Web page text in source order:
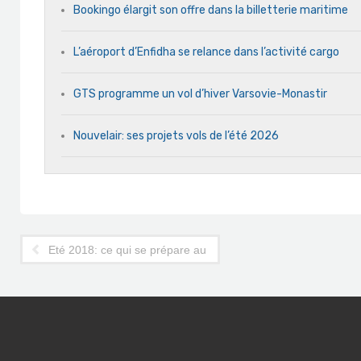
Bookingo élargit son offre dans la billetterie maritime
L’aéroport d’Enfidha se relance dans l’activité cargo
GTS programme un vol d’hiver Varsovie-Monastir
Nouvelair: ses projets vols de l’été 2026
Eté 2018: ce qui se prépare au niveau aérien en Tunisie